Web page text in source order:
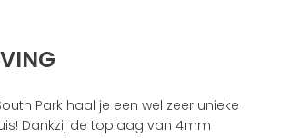
Park haal je een wel zeer unieke
Dankzij de toplaag van 4mm